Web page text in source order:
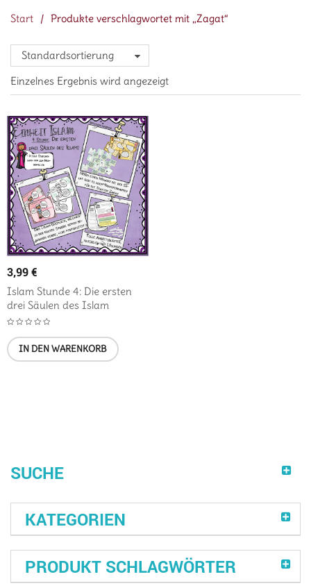
Start / Produkte verschlagwortet mit „Zagat“
SUCHE
KATEGORIEN
PRODUKT SCHLAGWÖRTER
Standardsortierung
Einzelnes Ergebnis wird angezeigt
3,99€
Islam Stunde 4: Die ersten
drei Säulen des Islam
IN DEN WARENKORB